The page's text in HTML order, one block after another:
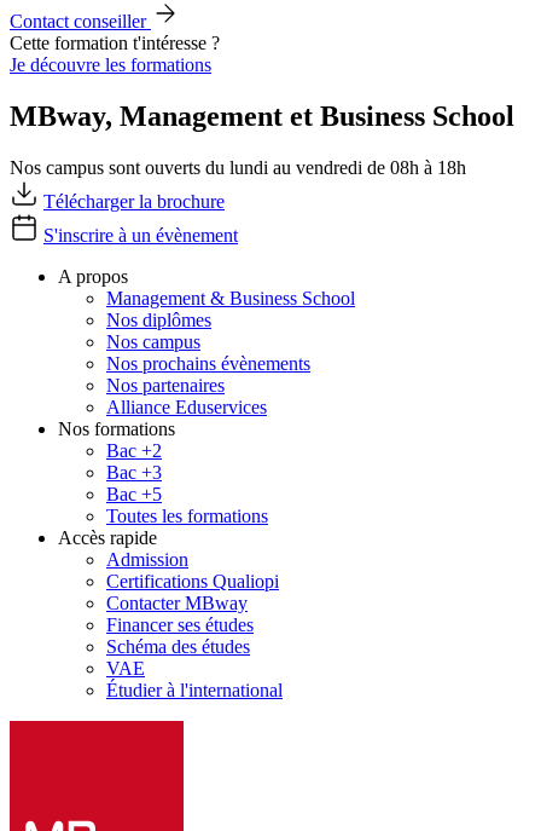
Contact conseiller
Cette formation t'intéresse ?
Je découvre les formations
MBway, Management et Business School
Nos campus sont ouverts du lundi au vendredi de 08h à 18h
Télécharger la brochure
S'inscrire à un évènement
A propos
Management & Business School
Nos diplômes
Nos campus
Nos prochains évènements
Nos partenaires
Alliance Eduservices
Nos formations
Bac +2
Bac +3
Bac +5
Toutes les formations
Accès rapide
Admission
Certifications Qualiopi
Contacter MBway
Financer ses études
Schéma des études
VAE
Étudier à l'international